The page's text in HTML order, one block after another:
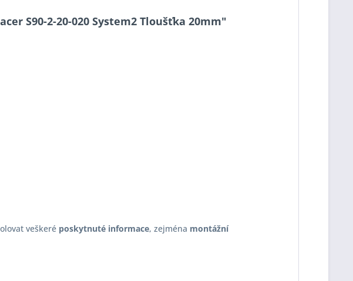
S90-2-20-020 System2 Tloušťka 20mm"
veškeré poskytnuté informace, zejména montážní